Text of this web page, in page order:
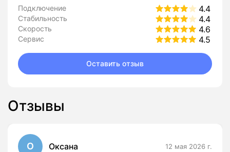
Подключение 4.4
Стабильность 4.4
Скорость 4.6
Сервис 4.5
Оставить отзыв
Отзывы
О Оксана 12 мая 2026 г.